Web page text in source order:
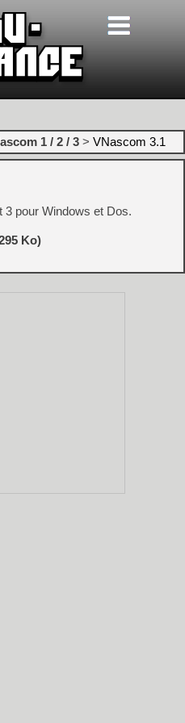
1 / 2 / 3 > VNascom 3.1
3 pour Windows et Dos.
Ko)